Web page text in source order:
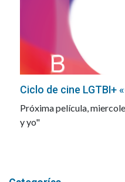
Ciclo de cine LGTBI+
Próxima película,
y yo"